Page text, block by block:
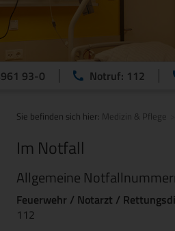
93-0 Notruf: 112
Sie befinden sich hier: Medizin & Pflege
Im Notfall
Allgemeine
Feuerwehr / Notarzt /
112